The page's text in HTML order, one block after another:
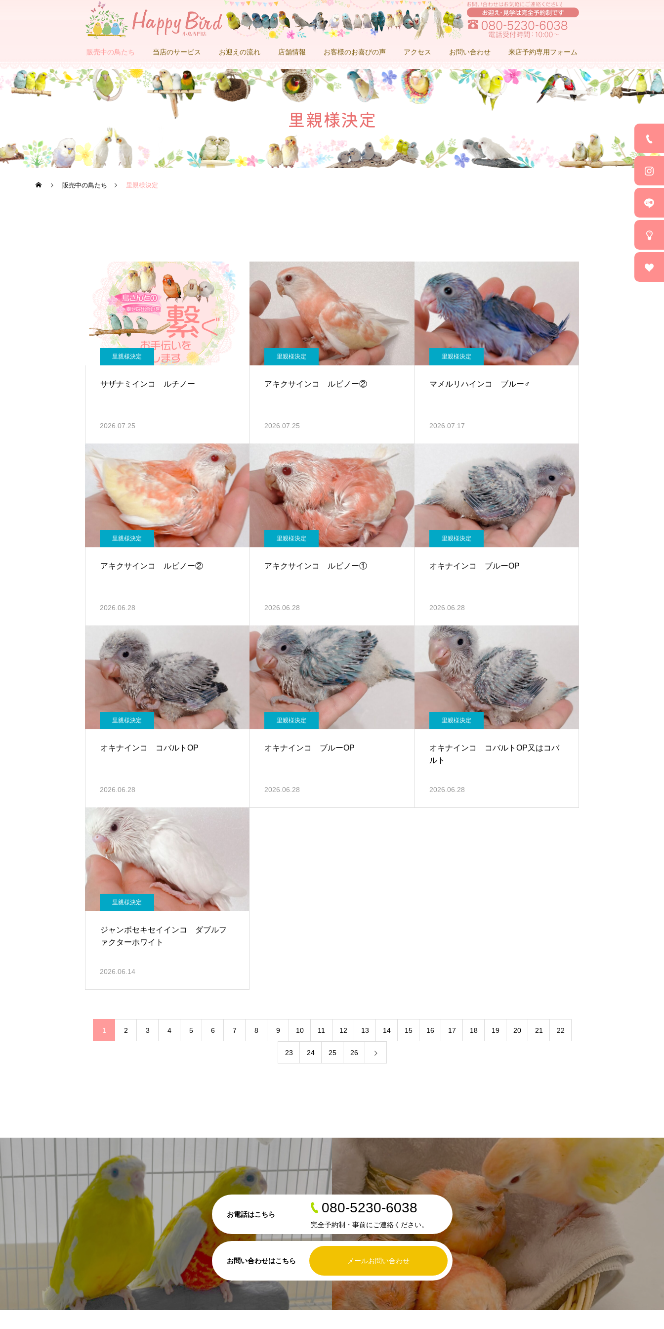
販売中の鳥たち 当店のサービス お迎えの流れ 店舗情報 お客様のお喜びの声 アクセス お問い合わせ 来店予約専用フォーム
里親様決定
販売中の鳥たち 里親様決定
里親様決定
サザナミインコ ルチノー
2026.07.25
里親様決定
アキクサインコ ルビノー②
2026.07.25
里親様決定
マメルリハインコ ブルー♂
2026.07.17
里親様決定
アキクサインコ ルビノー②
2026.06.28
里親様決定
アキクサインコ ルビノー①
2026.06.28
里親様決定
オキナインコ ブルーOP
2026.06.28
里親様決定
オキナインコ コバルトOP
2026.06.28
里親様決定
オキナインコ ブルーOP
2026.06.28
里親様決定
オキナインコ コバルトOP又はコバ
ルト
2026.06.28
里親様決定
ジャンボセキセイインコ ダブルフ
ァクターホワイト
2026.06.14
1 2 3 4 5 6 7 8 9 10 11 12 13 14 15 16 17 18 19 20 21 22
23 24 25 26
お問い合わせはこちら メールお問い合わせ
お電話はこちら 080-5230-6038
完全予約制・事前にご連絡ください。